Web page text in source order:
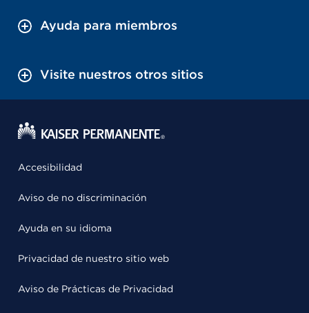
Ayuda para miembros
Visite nuestros otros sitios
Accesibilidad
Aviso de no discriminación
Ayuda en su idioma
Privacidad de nuestro sitio web
Aviso de Prácticas de Privacidad